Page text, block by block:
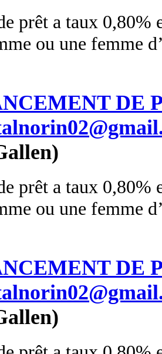
prêt a taux 0,80%
ou une femme
DE
prêt a taux 0,80%
ou une femme
DE